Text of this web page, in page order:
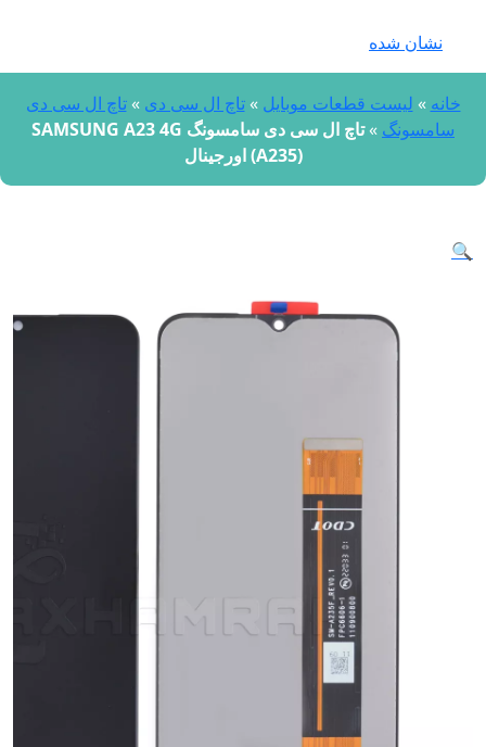
نشان شده
»لیست قطعات موبایل»تاچ ال سی دی»تاچ ال سی دی
سامسونگ»
تاچ ال سی دی سامسونگ SAMSUNG A23 4G
(A235) اورجینال